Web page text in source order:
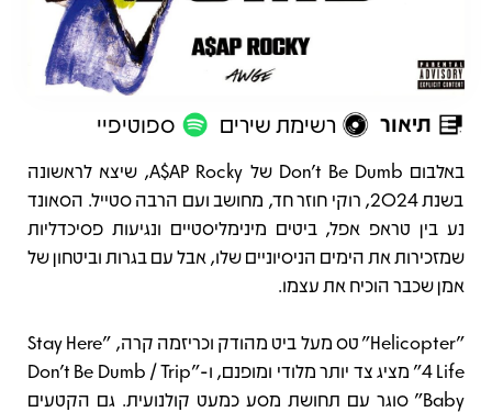
תיאור רשימת שירים ספוטיפיי
תיאור
באלבום Don't Be Dumb של A$AP Rocky, שיצא לראשונה
בשנת 2024, רוקי חוזר חד, מחושב ועם הרבה סטייל. הסאונד
נע בין טראפ אפל, ביטים מינימליסטיים ונגיעות פסיכדליות
שמזכירות את הימים הניסיוניים שלו, אבל עם בגרות וביטחון של
אמן שכבר הוכיח את עצמו.
"Helicopter" טס מעל ביט מהודק וכריזמה קרה, "Stay Here
4 Life" מציג צד יותר מלודי ומופנם, ו-"Don't Be Dumb / Trip
Baby" סוגר עם תחושת מסע כמעט קולנועית. גם הקטעים